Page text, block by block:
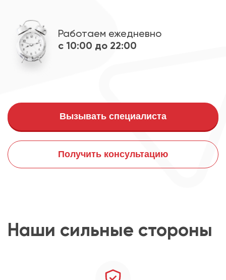
Работаем ежедневно
с 10:00 до 22:00
Вызывать специалиста
Получить консультацию
Наши сильные стороны